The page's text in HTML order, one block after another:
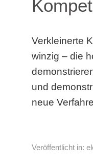
Verkleinerte
winzig – die
und
neue
Veröffentlicht in: